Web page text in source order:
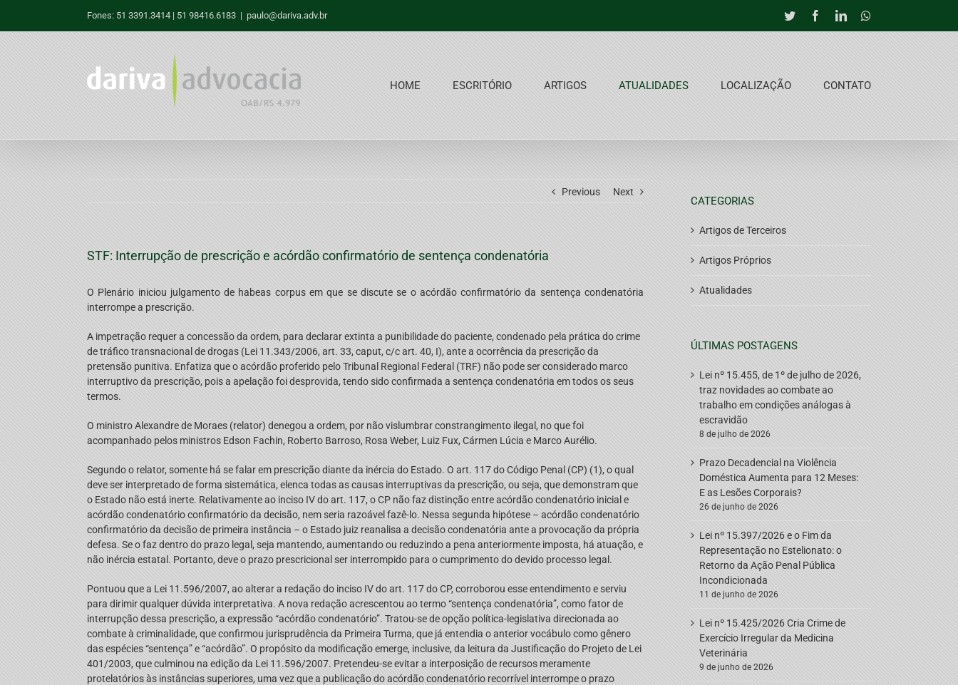
Fones: 51 3391.3414 | 51 98416.6183 | paulo@dariva.adv.br Twitter FacebookLinkedIn
HOME ESCRITÓRIO ARTIGOS ATUALIDADES LOCALIZAÇÃO CONTATO
Previous Next
STF: Interrupção de prescrição e acórdão confirmatório de sentença condenatória
O Plenário iniciou julgamento de habeas corpus em que se discute se o acórdão confirmatório da sentença condenatória
interrompe a prescrição.
A impetração requer a concessão da ordem, para declarar extinta a punibilidade do paciente, condenado pela prática do crime
de tráfico transnacional de drogas (Lei 11.343/2006, art. 33, caput, c/c art. 40, I), ante a ocorrência da prescrição da
pretensão punitiva. Enfatiza que o acórdão proferido pelo Tribunal Regional Federal (TRF) não pode ser considerado marco
interruptivo da prescrição, pois a apelação foi desprovida, tendo sido confirmada a sentença condenatória em todos os seus
termos.
O ministro Alexandre de Moraes (relator) denegou a ordem, por não vislumbrar constrangimento ilegal, no que foi
acompanhado pelos ministros Edson Fachin, Roberto Barroso, Rosa Weber, Luiz Fux, Cármen Lúcia e Marco Aurélio.
Segundo o relator, somente há se falar em prescrição diante da inércia do Estado. O art. 117 do Código Penal (CP) (1), o qual
deve ser interpretado de forma sistemática, elenca todas as causas interruptivas da prescrição, ou seja, que demonstram que
o Estado não está inerte. Relativamente ao inciso IV do art. 117, o CP não faz distinção entre acórdão condenatório inicial e
acórdão condenatório confirmatório da decisão, nem seria razoável fazê-lo. Nessa segunda hipótese – acórdão condenatório
confirmatório da decisão de primeira instância – o Estado juiz reanalisa a decisão condenatória ante a provocação da própria
defesa. Se o faz dentro do prazo legal, seja mantendo, aumentando ou reduzindo a pena anteriormente imposta, há atuação, e
não inércia estatal. Portanto, deve o prazo prescricional ser interrompido para o cumprimento do devido processo legal.
Pontuou que a Lei 11.596/2007, ao alterar a redação do inciso IV do art. 117 do CP, corroborou esse entendimento e serviu
para dirimir qualquer dúvida interpretativa. A nova redação acrescentou ao termo “sentença condenatória”, como fator de
interrupção dessa prescrição, a expressão “acórdão condenatório”. Tratou-se de opção política-legislativa direcionada ao
combate à criminalidade, que confirmou jurisprudência da Primeira Turma, que já entendia o anterior vocábulo como gênero
das espécies “sentença” e “acórdão”. O propósito da modificação emerge, inclusive, da leitura da Justificação do Projeto de Lei
401/2003, que culminou na edição da Lei 11.596/2007. Pretendeu-se evitar a interposição de recursos meramente
protelatórios às instâncias superiores, uma vez que a publicação do acórdão condenatório recorrível interrompe o prazo
CATEGORIAS
Artigos de Terceiros
Artigos Próprios
Atualidades
ÚLTIMAS POSTAGENS
Lei nº 15.455, de 1º de julho de 2026,
traz novidades ao combate ao
trabalho em condições análogas à
escravidão
8 de julho de 2026
Prazo Decadencial na Violência
Doméstica Aumenta para 12 Meses:
E as Lesões Corporais?
26 de junho de 2026
Lei nº 15.397/2026 e o Fim da
Representação no Estelionato: o
Retorno da Ação Penal Pública
Incondicionada
11 de junho de 2026
Lei nº 15.425/2026 Cria Crime de
Exercício Irregular da Medicina
Veterinária
9 de junho de 2026